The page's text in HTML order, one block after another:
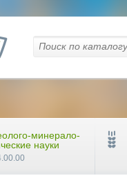
минерало-
науки